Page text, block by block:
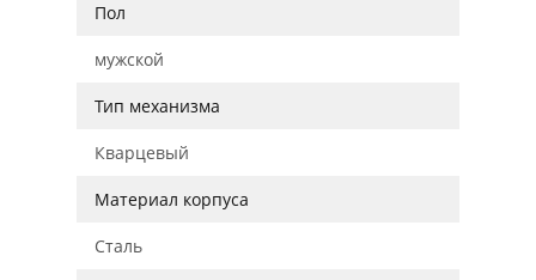
Пол
мужской
Тип механизма
Кварцевый
Материал корпуса
Сталь